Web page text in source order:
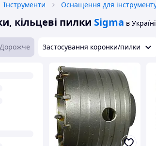
Інструменти Оснащення для
кільцеві пилки Sigma в Україні
Дорожче Застосування коронки/пилки